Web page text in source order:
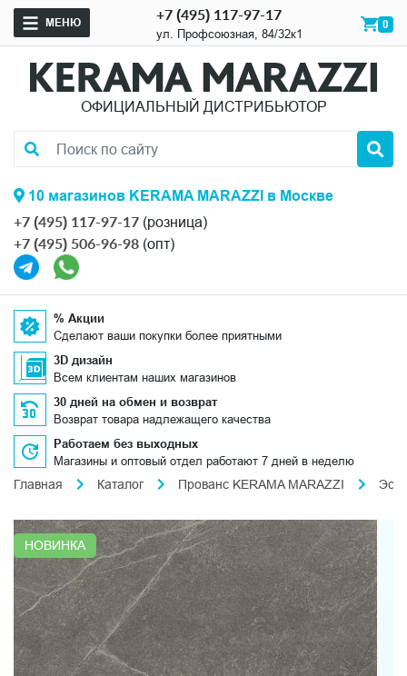
МЕНЮ +7 (495) 117-97-17
ул. Профсоюзная, 84/32к1
0
ОФИЦИАЛЬНЫЙ ДИСТРИБЬЮТОР
10 магазинов KERAMA MARAZZI в Москве
+7 (495) 117-97-17 (розница)
+7 (495) 506-96-98 (опт)
% Акции
Сделают ваши покупки более приятными
3D дизайн
Всем клиентам наших магазинов
30 дней на обмен и возврат
Возврат товара надлежащего качества
Работаем без выходных
Магазины и оптовый отдел работают 7 дней в неделю
Главная
Каталог Прованс KERAMA MARAZZI
НОВИНКА